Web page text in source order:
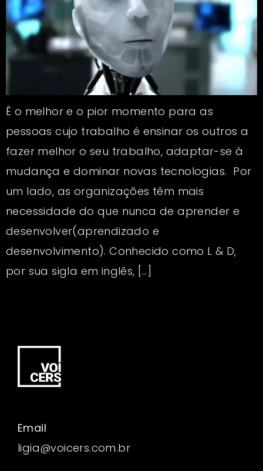
É o melhor e o pior momento para as
pessoas cujo trabalho é ensinar os outros a
fazer melhor o seu trabalho, adaptar-se à
mudança e dominar novas tecnologias. Por
um lado, as organizações têm mais
necessidade do que nunca de aprender e
desenvolver(aprendizado e
desenvolvimento). Conhecido como L & D,
por sua sigla em inglês, […]
Email
ligia@voicers.com.br